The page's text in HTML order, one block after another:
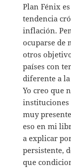
Plan Fénix
tendencia
inflación.
ocuparse de
otros
países con
diferente a
Yo creo que
instituciones
muy
eso en mi
a explicar
persistente,
que